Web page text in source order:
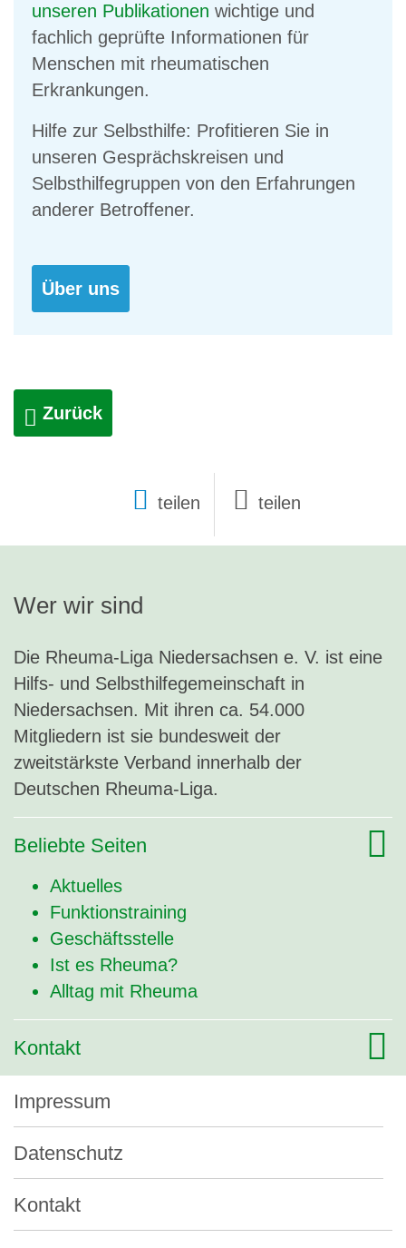
unseren Publikationen wichtige und
fachlich geprüfte Informationen für
Menschen mit rheumatischen
Erkrankungen.
Hilfe zur Selbsthilfe: Profitieren Sie in
unseren Gesprächskreisen und
Selbsthilfegruppen von den Erfahrungen
anderer Betroffener.
Über uns
Zurück
teilen
Wer wir sind
Die Rheuma-Liga Niedersachsen e. V. ist eine
Hilfs- und Selbsthilfegemeinschaft in
Niedersachsen. Mit ihren ca. 54.000
Mitgliedern ist sie bundesweit der
zweitstärkste Verband innerhalb der
Deutschen Rheuma-Liga.
Beliebte Seiten
Aktuelles
Funktionstraining
Geschäftsstelle
Ist es Rheuma?
Alltag mit Rheuma
Kontakt
Impressum
Datenschutz
Kontakt